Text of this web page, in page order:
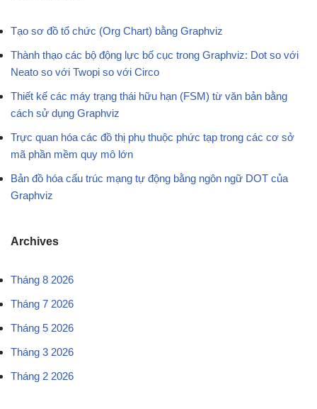
Tạo sơ đồ tổ chức (Org Chart) bằng Graphviz
Thành thạo các bộ động lực bố cục trong Graphviz: Dot so với
Neato so với Twopi so với Circo
Thiết kế các máy trạng thái hữu hạn (FSM) từ văn bản bằng
cách sử dụng Graphviz
Trực quan hóa các đồ thị phụ thuộc phức tạp trong các cơ sở
mã phần mềm quy mô lớn
Bản đồ hóa cấu trúc mạng tự động bằng ngôn ngữ DOT của
Graphviz
Archives
Tháng 8 2026
Tháng 7 2026
Tháng 5 2026
Tháng 3 2026
Tháng 2 2026